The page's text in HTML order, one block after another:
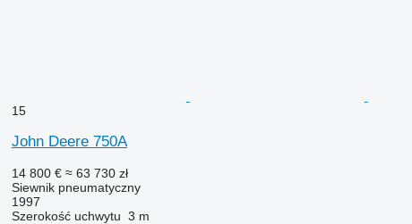
15
John Deere 750A
14 800 € ≈ 63 730 zł
Siewnik pneumatyczny
1997
Szerokość uchwytu 3 m